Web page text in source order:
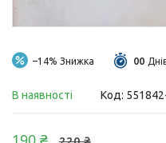
–14% 00
В наявності Код: